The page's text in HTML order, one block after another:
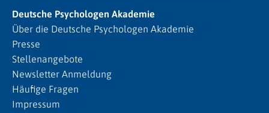
Deutsche Psychologen Akademie
Über die Deutsche Psychologen Akademie
Presse
Stellenangebote
Newsletter Anmeldung
Häufige Fragen
Impressum